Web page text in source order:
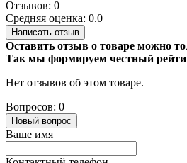
Отзывов: 0
Средняя оценка: 0.0
Написать отзыв
Оставить отзыв о товаре можно
Так мы формируем честный
Нет отзывов об этом товаре.
Вопросов: 0
Новый вопрос
Ваше имя